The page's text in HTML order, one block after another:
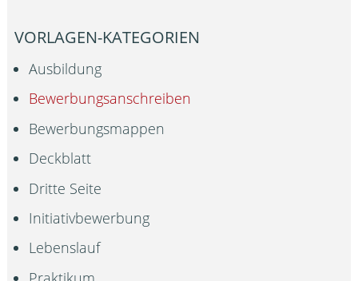
VORLAGEN-KATEGORIEN
Ausbildung
Bewerbungsanschreiben
Bewerbungsmappen
Deckblatt
Dritte Seite
Initiativbewerbung
Lebenslauf